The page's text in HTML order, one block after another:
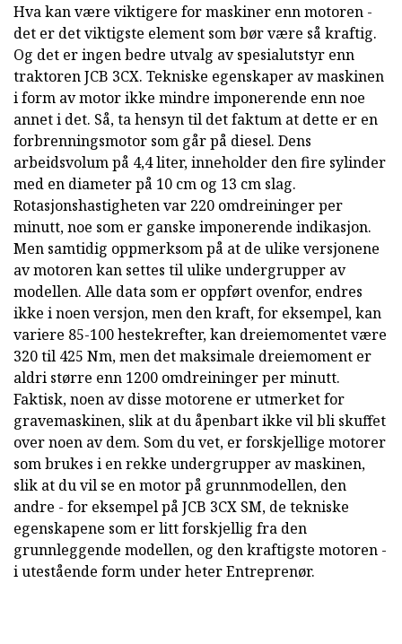
Hva kan være viktigere for maskiner enn motoren -
det er det viktigste element som bør være så kraftig.
Og det er ingen bedre utvalg av spesialutstyr enn
traktoren JCB 3CX. Tekniske egenskaper av maskinen
i form av motor ikke mindre imponerende enn noe
annet i det. Så, ta hensyn til det faktum at dette er en
forbrenningsmotor som går på diesel. Dens
arbeidsvolum på 4,4 liter, inneholder den fire sylinder
med en diameter på 10 cm og 13 cm slag.
Rotasjonshastigheten var 220 omdreininger per
minutt, noe som er ganske imponerende indikasjon.
Men samtidig oppmerksom på at de ulike versjonene
av motoren kan settes til ulike undergrupper av
modellen. Alle data som er oppført ovenfor, endres
ikke i noen versjon, men den kraft, for eksempel, kan
variere 85-100 hestekrefter, kan dreiemomentet være
320 til 425 Nm, men det maksimale dreiemoment er
aldri større enn 1200 omdreininger per minutt.
Faktisk, noen av disse motorene er utmerket for
gravemaskinen, slik at du åpenbart ikke vil bli skuffet
over noen av dem. Som du vet, er forskjellige motorer
som brukes i en rekke undergrupper av maskinen,
slik at du vil se en motor på grunnmodellen, den
andre - for eksempel på JCB 3CX SM, de tekniske
egenskapene som er litt forskjellig fra den
grunnleggende modellen, og den kraftigste motoren -
i utestående form under heter Entreprenør.